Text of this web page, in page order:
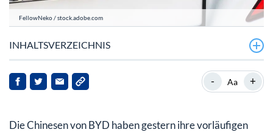
FellowNeko / stock.adobe.com
INHALTSVERZEICHNIS
BYD: Die Zahlen sind (k)eine Enttäuschung
- Aa +
Die Chinesen von BYD haben gestern ihre vorläufigen